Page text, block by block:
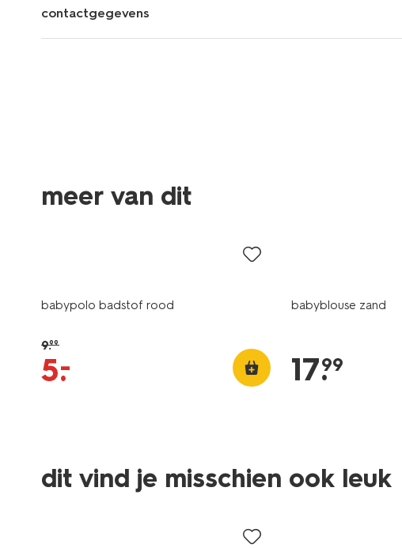
contactgegevens
meer van dit
babypolo badstof rood
9.99
5.
–
babyblouse zand
17.
99
dit vind je misschien ook leuk